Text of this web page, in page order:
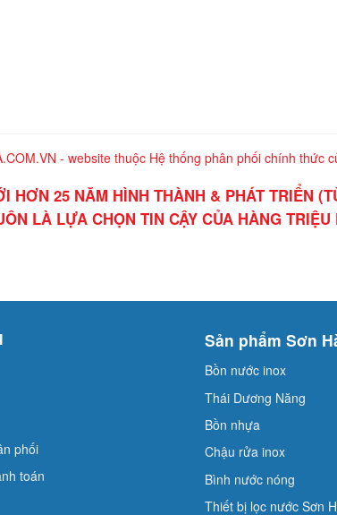
- website thuộc Hệ thống phân phối chính thức
HƠN 25 NĂM HÌNH THÀNH & PHÁT TRIỂN
LÀ LỰA CHỌN TIN CẬY CỦA HÀNG
phối
toán
Sản phẩm Sơn
Bồn nước inox
Thái Dương Năng
Bồn nhựa
Chậu rửa inox
Bình nước nóng
Thiết bị lọc nước Sơn